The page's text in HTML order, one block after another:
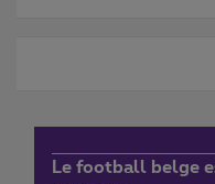
Le football belge